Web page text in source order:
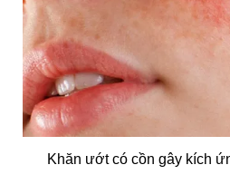
Khăn ướt có cồn gây kích